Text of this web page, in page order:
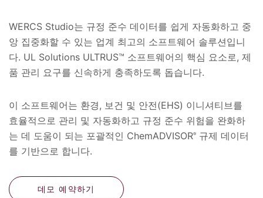
WERCS Studio는 규정 준수 데이터를 쉽게 자동화하고 중
앙 집중화할 수 있는 업계 최고의 소프트웨어 솔루션입니
다. UL Solutions ULTRUS™ 소프트웨어의 핵심 요소로, 제
품 관리 요구를 신속하게 충족하도록 돕습니다.
이 소프트웨어는 환경, 보건 및 안전(EHS) 이니셔티브를
효율적으로 관리 및 자동화하고 규정 준수 위험을 완화하
는 데 도움이 되는 포괄적인 ChemADVISOR® 규제 데이터
를 기반으로 합니다.
데모 예약하기